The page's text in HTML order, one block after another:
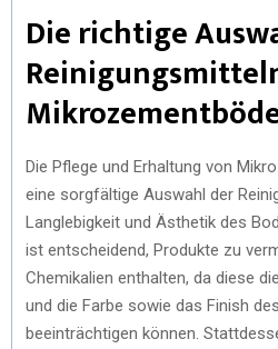
Die richtige
Die Pflege und Erhaltung von
eine sorgfältige Auswahl der
Langlebigkeit und Ästhetik des
ist entscheidend, Produkte zu
Chemikalien enthalten, da diese
und die Farbe sowie das Finish
beeinträchtigen können.